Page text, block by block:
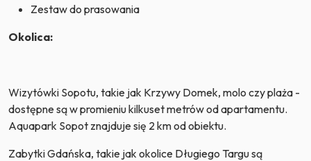
Zestaw do prasowania
Okolica:
Wizytówki Sopotu, takie jak Krzywy Domek, molo czy plaża -
dostępne są w promieniu kilkuset metrów od apartamentu.
Aquapark Sopot znajduje się 2 km od obiektu.
Zabytki Gdańska, takie jak okolice Długiego Targu są